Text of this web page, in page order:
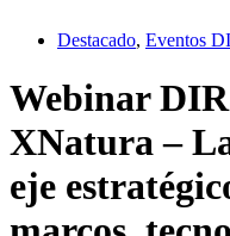
Destacado, Eventos
Webinar
XNatura –
eje